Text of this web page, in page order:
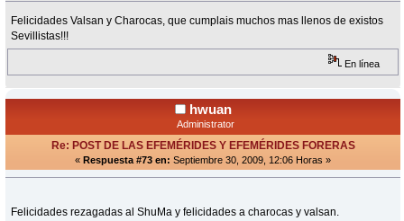
Felicidades Valsan y Charocas, que cumplais muchos mas llenos de existos
Sevillistas!!!
En línea
hwuan
Administrator
Re: POST DE LAS EFEMÉRIDES Y EFEMÉRIDES FORERAS
« Respuesta #73 en: Septiembre 30, 2009, 12:06 Horas »
Felicidades rezagadas al ShuMa y felicidades a charocas y valsan.